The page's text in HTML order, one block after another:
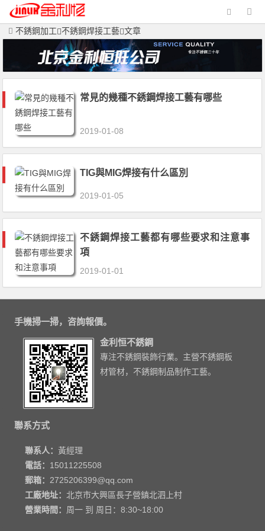
不銹鋼加工 不銹鋼焊接工藝 文章
常見的幾種不銹鋼焊接工藝有哪些
2019-01-08
TIG與MIG焊接有什么區別
2019-01-05
不銹鋼焊接工藝都有哪些要求和注意事
項
2019-01-01
手機掃一掃，咨詢報價。
金利恒不銹鋼
專注不銹鋼裝飾行業。主營不銹鋼板
材管材，不銹鋼制品制作工藝。
聯系方式
聯系人：黃經理
電話： 15011225508
郵箱： 2725206399@qq.com
工廠地址： 北京市大興區長子營鎮北泗上村
營業時間： 周一 到 周日：8:30~18:00